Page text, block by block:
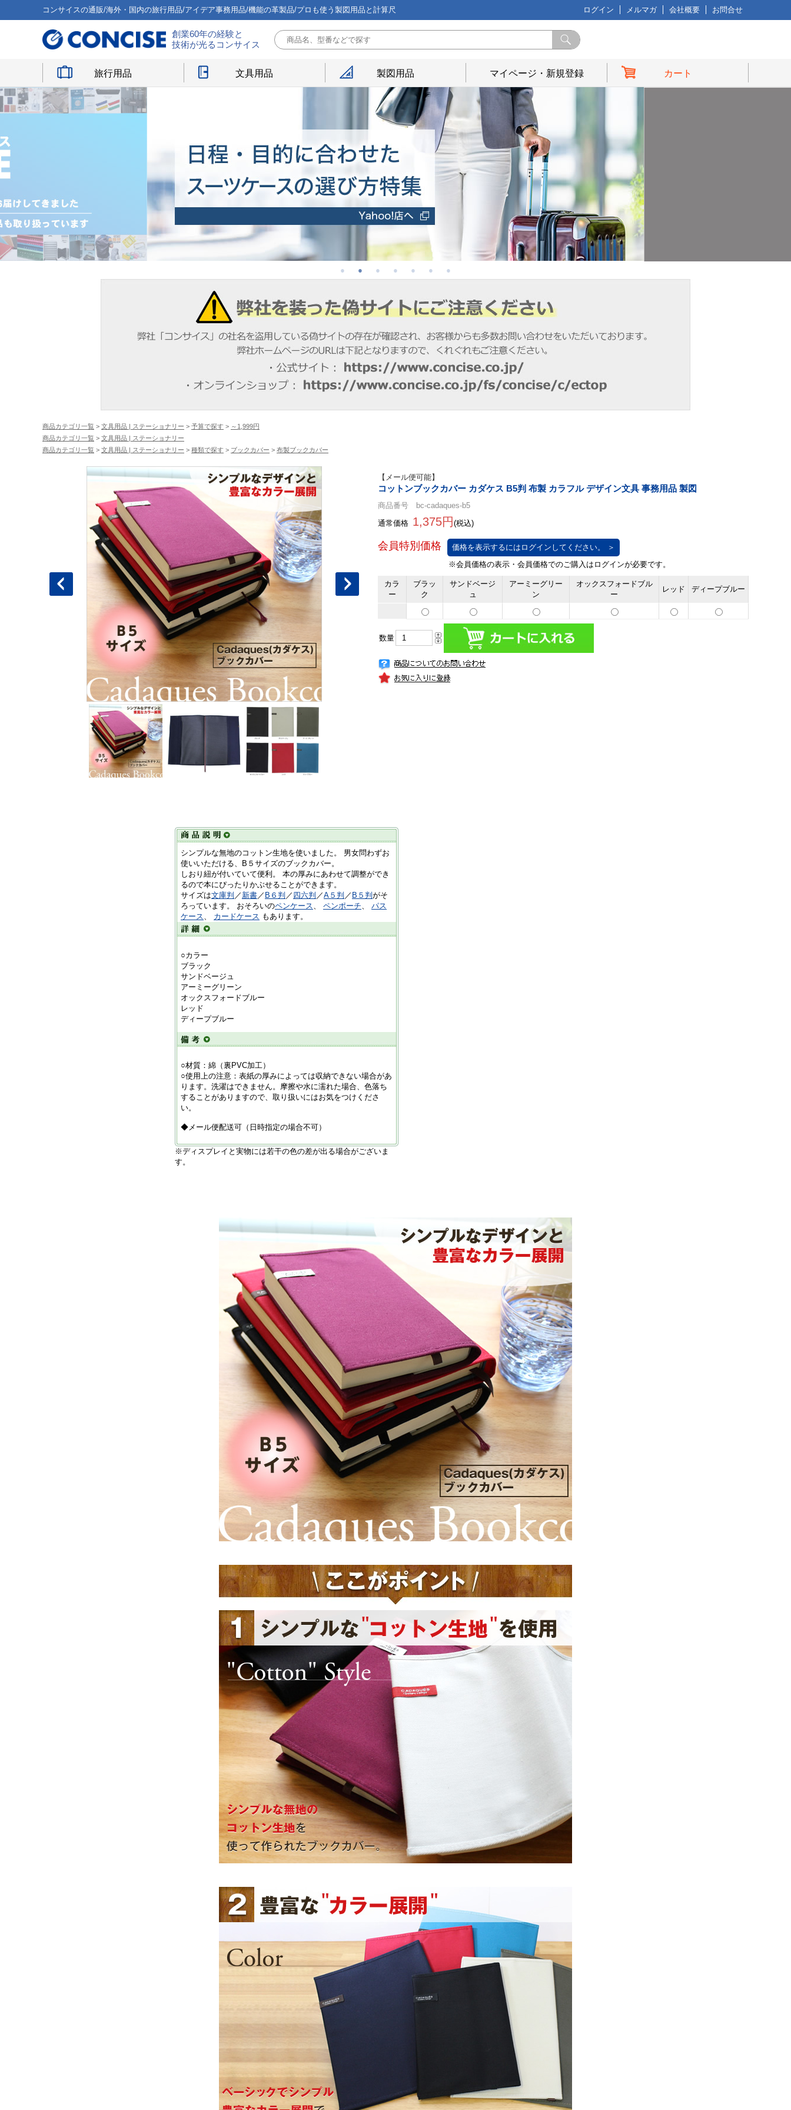
コンサイスの通販/海外・国内の旅行用品/アイデア事務用品/機能の革製品/プロも使う製図用品と計算尺 ログイン メルマガ 会社概要 お問合せ
創業60年の経験と
技術が光るコンサイス
旅行用品 文具用品 製図用品 マイページ・新規登録 カート
商品カテゴリ一覧 > 文具用品 | ステーショナリー > 予算で探す > ～1,999円
商品カテゴリ一覧 > 文具用品 | ステーショナリー
商品カテゴリ一覧 > 文具用品 | ステーショナリー > 種類で探す > ブックカバー > 布製ブックカバー
【メール便可能】
コットンブックカバー カダケス B5判 布製 カラフル デザイン文具 事務用品 製図
商品番号 bc-cadaques-b5
通常価格 1,375円 (税込)
価格を表示するにはログインしてください。 ＞
カラ
ー
ブラッ
ク
サンドベージ
ュ
アーミーグリー
ン
オックスフォードブル
ー
レッド ディープブルー
数量
シンプルな無地のコットン生地を使いました。 男女問わずお
使いいただける、B５サイズのブックカバー。
しおり紐が付いていて便利。 本の厚みにあわせて調整ができ
るので本にぴったりかぶせることができます。
サイズは文庫判 ／ 新書／ B６判 ／ 四六判 ／A５判 ／ B５判 がそ
ろっています。 おそろいのペンケース、 ペンポーチ、 パス
ケース、 カードケース もあります。
○カラー
ブラック
サンドベージュ
アーミーグリーン
オックスフォードブルー
レッド
ディープブルー
○材質：綿（裏PVC加工）
○使用上の注意：表紙の厚みによっては収納できない場合があ
ります。洗濯はできません。摩擦や水に濡れた場合、色落ち
することがありますので、取り扱いにはお気をつけくださ
い。
◆メール便配送可（日時指定の場合不可）
※ディスプレイと実物には若干の色の差が出る場合がございま
す。